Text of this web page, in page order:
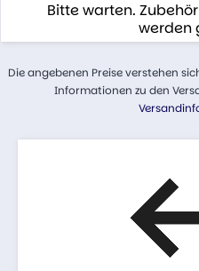
Bitte warten.
werden
Die angebenen Preise verstehen
Informationen zu den